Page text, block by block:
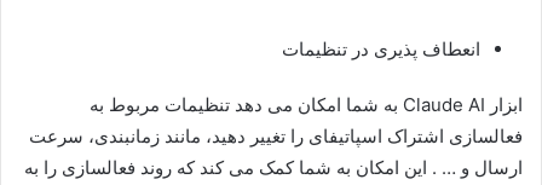
انعطاف پذیری در تنظیمات
ابزار Claude AI به شما امکان می دهد تنظیمات مربوط به
فعالسازی اشتراک اسپاتیفای را تغییر دهید، مانند زمانبندی، سرعت
ارسال و … . این امکان به شما کمک می کند که روند فعالسازی را به